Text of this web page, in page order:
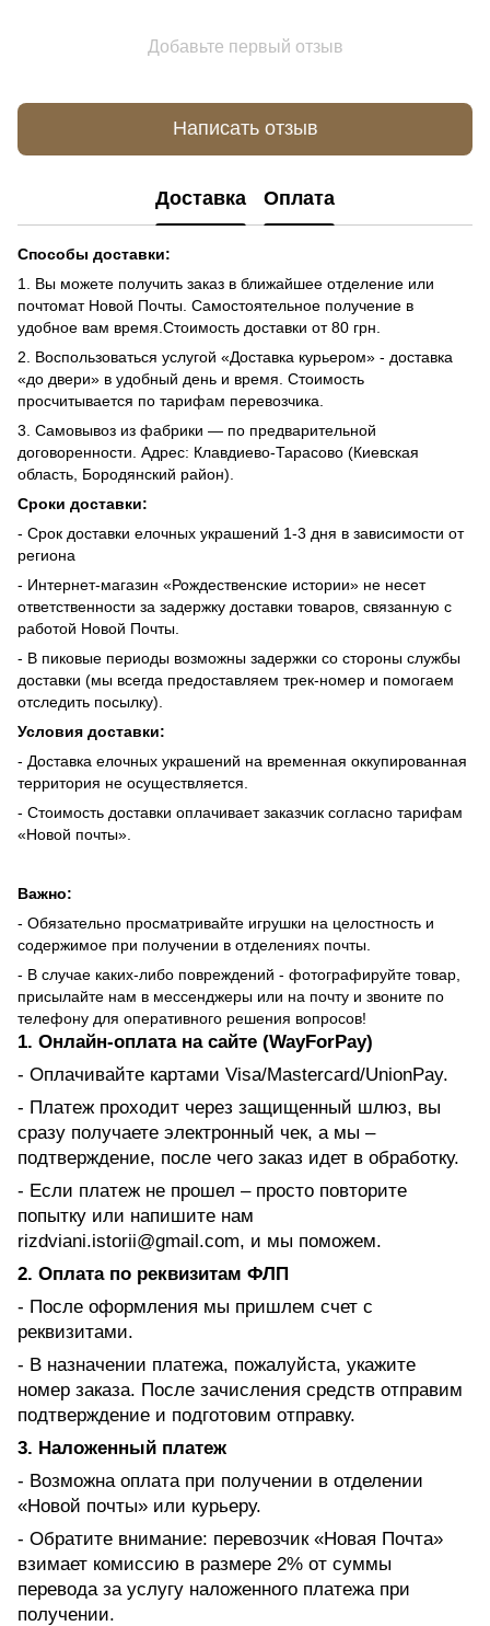
Добавьте первый отзыв
Написать отзыв
Доставка Оплата
Способы доставки:
1. Вы можете получить заказ в ближайшее отделение или
почтомат Новой Почты. Самостоятельное получение в
удобное вам время.Стоимость доставки от 80 грн.
2. Воспользоваться услугой «Доставка курьером» - доставка
«до двери» в удобный день и время. Стоимость
просчитывается по тарифам перевозчика.
3. Самовывоз из фабрики — по предварительной
договоренности. Адрес: Клавдиево-Тарасово (Киевская
область, Бородянский район).
Сроки доставки:
- Срок доставки елочных украшений 1-3 дня в зависимости от
региона
- Интернет-магазин «Рождественские истории» не несет
ответственности за задержку доставки товаров, связанную с
работой Новой Почты.
- В пиковые периоды возможны задержки со стороны службы
доставки (мы всегда предоставляем трек-номер и помогаем
отследить посылку).
Условия доставки:
- Доставка елочных украшений на временная оккупированная
территория не осуществляется.
- Стоимость доставки оплачивает заказчик согласно тарифам
«Новой почты».
Важно:
- Обязательно просматривайте игрушки на целостность и
содержимое при получении в отделениях почты.
- В случае каких-либо повреждений - фотографируйте товар,
присылайте нам в мессенджеры или на почту и звоните по
телефону для оперативного решения вопросов!
1. Онлайн-оплата на сайте (WayForPay)
- Оплачивайте картами Visa/Mastercard/UnionPay.
- Платеж проходит через защищенный шлюз, вы
сразу получаете электронный чек, а мы –
подтверждение, после чего заказ идет в обработку.
- Если платеж не прошел – просто повторите
попытку или напишите нам
rizdviani.istorii@gmail.com, и мы поможем.
2. Оплата по реквизитам ФЛП
- После оформления мы пришлем счет с
реквизитами.
- В назначении платежа, пожалуйста, укажите
номер заказа. После зачисления средств отправим
подтверждение и подготовим отправку.
3. Наложенный платеж
- Возможна оплата при получении в отделении
«Новой почты» или курьеру.
- Обратите внимание: перевозчик «Новая Почта»
взимает комиссию в размере 2% от суммы
перевода за услугу наложенного платежа при
получении.